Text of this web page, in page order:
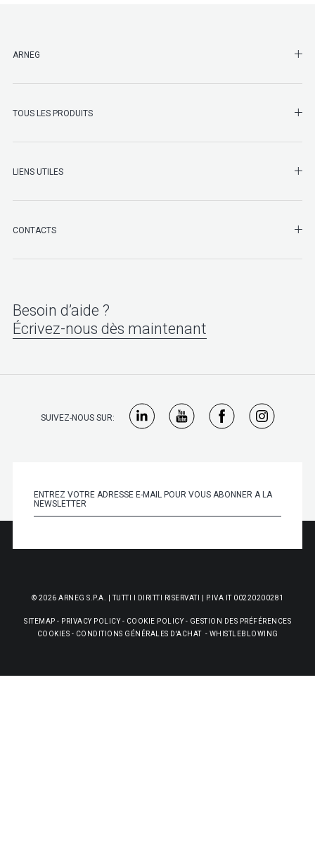
ARNEG
TOUS LES PRODUITS
LIENS UTILES
CONTACTS
Besoin d’aide ?
Écrivez-nous dès maintenant
SUIVEZ-NOUS SUR:
© 2026 ARNEG S.P.A. | TUTTI I DIRITTI RISERVATI | P.IVA IT 00220200281
SITEMAP - PRIVACY POLICY- COOKIE POLICY- GESTION DES PRÉFÉRENCES
COOKIES - CONDITIONS GÉNÉRALES D'ACHAT- WHISTLEBLOWING